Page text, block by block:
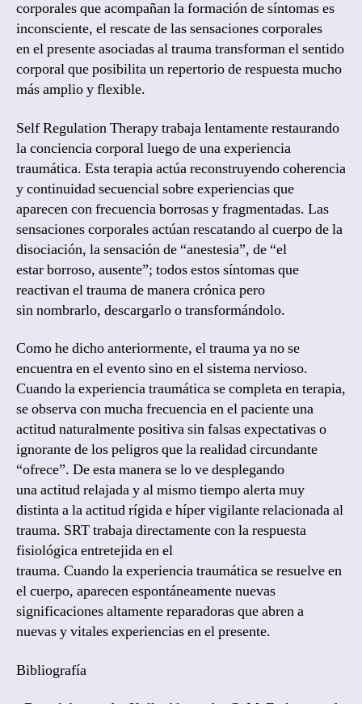
corporales que acompañan la formación de síntomas es
inconsciente, el rescate de las sensaciones corporales
en el presente asociadas al trauma transforman el sentido
corporal que posibilita un repertorio de respuesta mucho
más amplio y flexible.
Self Regulation Therapy trabaja lentamente restaurando
la conciencia corporal luego de una experiencia
traumática. Esta terapia actúa reconstruyendo coherencia
y continuidad secuencial sobre experiencias que
aparecen con frecuencia borrosas y fragmentadas. Las
sensaciones corporales actúan rescatando al cuerpo de la
disociación, la sensación de “anestesia”, de “el
estar borroso, ausente”; todos estos síntomas que
reactivan el trauma de manera crónica pero
sin nombrarlo, descargarlo o transformándolo.
Como he dicho anteriormente, el trauma ya no se
encuentra en el evento sino en el sistema nervioso.
Cuando la experiencia traumática se completa en terapia,
se observa con mucha frecuencia en el paciente una
actitud naturalmente positiva sin falsas expectativas o
ignorante de los peligros que la realidad circundante
“ofrece”. De esta manera se lo ve desplegando
una actitud relajada y al mismo tiempo alerta muy
distinta a la actitud rígida e híper vigilante relacionada al
trauma. SRT trabaja directamente con la respuesta
fisiológica entretejida en el
trauma. Cuando la experiencia traumática se resuelve en
el cuerpo, aparecen espontáneamente nuevas
significaciones altamente reparadoras que abren a
nuevas y vitales experiencias en el presente.
Bibliografía